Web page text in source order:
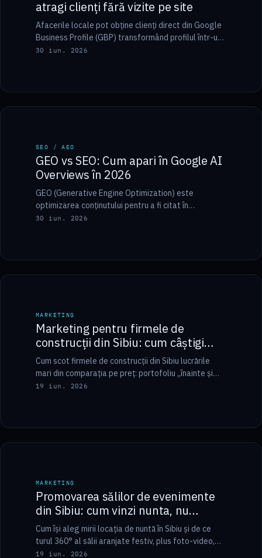
atragi clienți fără vizite pe site
Afacerile locale pot obține clienți direct din Google
Business Profile (GBP) transformând profilul într-un
mini-site funcțional: mesagerie activă, buton de
30 iun. 2026
SEO / AEO
9 min
SEO / AEO
GEO vs SEO: Cum apari în Google AI
Overviews în 2026
GEO (Generative Engine Optimization) este
optimizarea conținutului pentru a fi citat în
răspunsurile generate de inteligența artificială,
30 iun. 2026
6 min
MARKETING
Marketing pentru firmele de
construcții din Sibiu: cum câștigi
lucrările mari fără războiul prețului
Cum scot firmele de construcții din Sibiu lucrările
mari din comparația pe preț: portofoliu „înainte și
după", cadre de dronă și SEO…
19 iun. 2026
6 min
MARKETING
Promovarea sălilor de evenimente
din Sibiu: cum vinzi nunta, nu
spațiul gol
Cum își aleg mirii locația de nuntă în Sibiu și de ce
turul 360° al sălii aranjate festiv, plus foto-video,
pre-califică cererile…
19 iun. 2026